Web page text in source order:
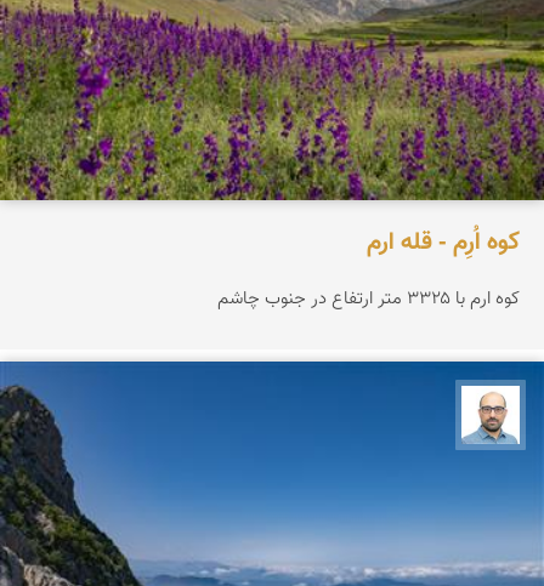
کوه اُرِم - قله ارم
کوه ارم با ۳۳۲۵ متر ارتفاع در جنوب چاشم